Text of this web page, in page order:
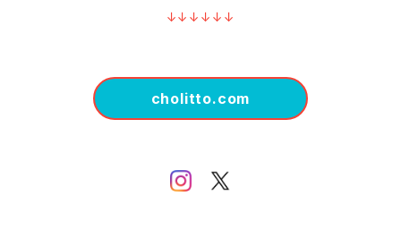
↓↓↓↓↓↓
cholitto.com